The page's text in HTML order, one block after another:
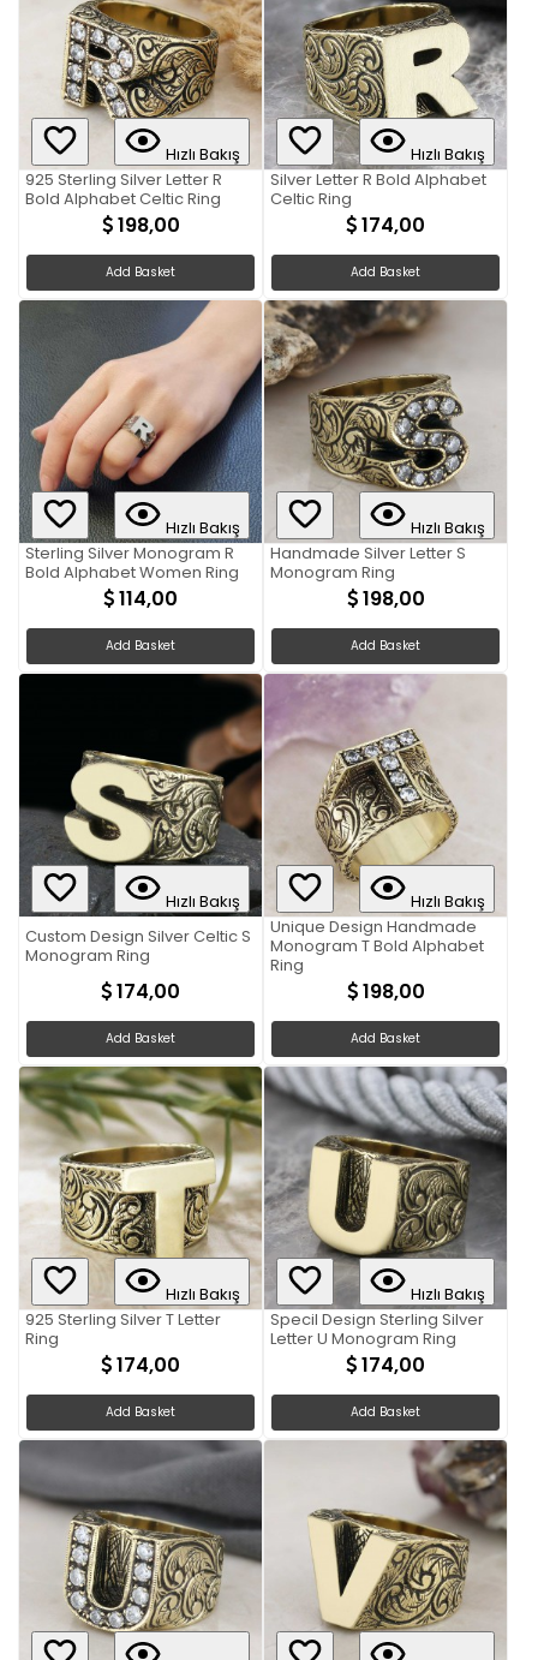
Hızlı Bakış
925 Sterling Silver Letter R
Bold Alphabet Celtic Ring
198,00
Add Basket
Hızlı Bakış
Silver Letter R Bold Alphabet
Celtic Ring
174,00
Add Basket
Hızlı Bakış
Sterling Silver Monogram R
Bold Alphabet Women Ring
114,00
Add Basket
Hızlı Bakış
Handmade Silver Letter S
Monogram Ring
198,00
Add Basket
Hızlı Bakış
Custom Design Silver Celtic S
Monogram Ring
174,00
Add Basket
Hızlı Bakış
Unique Design Handmade
Monogram T Bold Alphabet
Ring
198,00
Add Basket
Hızlı Bakış
925 Sterling Silver T Letter
Ring
174,00
Add Basket
Hızlı Bakış
Specil Design Sterling Silver
Letter U Monogram Ring
174,00
Add Basket